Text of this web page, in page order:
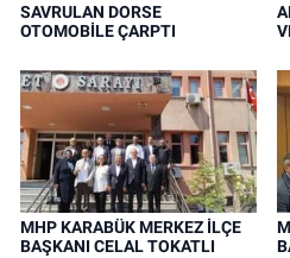
SAVRULAN DORSE
OTOMOBİLE ÇARPTI
MHP KARABÜK MERKEZ İLÇE
BAŞKANI CELAL TOKATLI